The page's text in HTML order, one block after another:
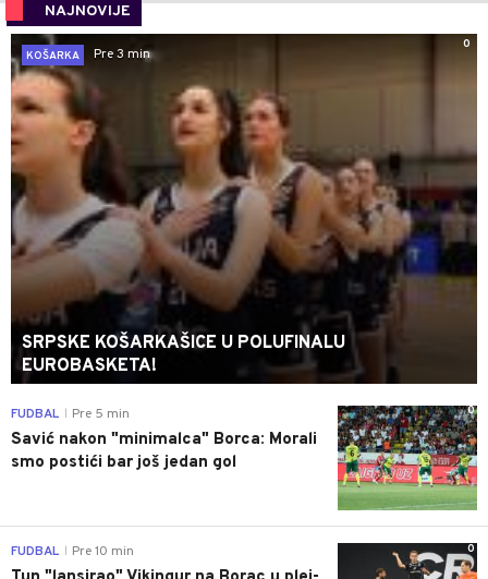
NAJNOVIJE
0
KOŠARKA
Pre 3 min
SRPSKE KOŠARKAŠICE U POLUFINALU
EUROBASKETA!
0
FUDBAL Pre 5 min
Savić nakon "minimalca" Borca: Morali
smo postići bar još jedan gol
0
FUDBAL Pre 10 min